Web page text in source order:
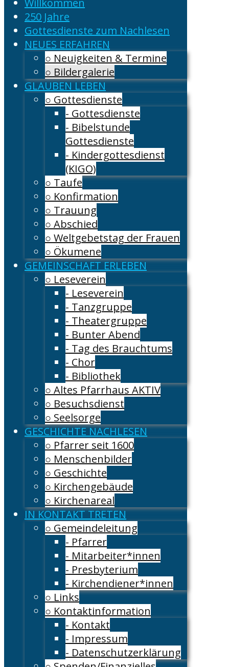
Willkommen
250 Jahre
Gottesdienste zum Nachlesen
NEUES ERFAHREN
○ Neuigkeiten & Termine
○ Bildergalerie
GLAUBEN LEBEN
○ Gottesdienste
- Gottesdienste
- Bibelstunde
Gottesdienste
- Kindergottesdienst
(KIGO)
○ Taufe
○ Konfirmation
○ Trauung
○ Abschied
○ Weltgebetstag der Frauen
○ Ökumene
GEMEINSCHAFT ERLEBEN
○ Leseverein
- Leseverein
- Tanzgruppe
- Theatergruppe
- Bunter Abend
- Tag des Brauchtums
- Chor
- Bibliothek
○ Altes Pfarrhaus AKTIV
○ Besuchsdienst
○ Seelsorge
GESCHICHTE NACHLESEN
○ Pfarrer seit 1600
○ Menschenbilder
○ Geschichte
○ Kirchengebäude
○ Kirchenareal
IN KONTAKT TRETEN
○ Gemeindeleitung
- Pfarrer
- Mitarbeiter*innen
- Presbyterium
- Kirchendiener*innen
○ Links
○ Kontaktinformation
- Kontakt
- Impressum
- Datenschutzerklärung